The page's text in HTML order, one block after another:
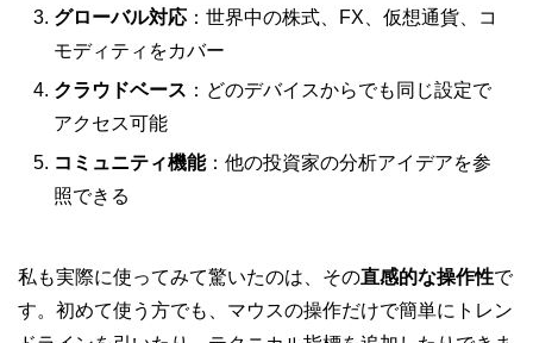
グローバル対応 ：世界中の株式、FX、仮想通貨、コ
モディティをカバー
クラウドベース ：どのデバイスからでも同じ設定で
アクセス可能
コミュニティ機能：他の投資家の分析アイデアを参
照できる
私も実際に使ってみて驚いたのは、その直感的な操作性で
す。初めて使う方でも、マウスの操作だけで簡単にトレン